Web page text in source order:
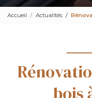
Accueil Actualités
bois